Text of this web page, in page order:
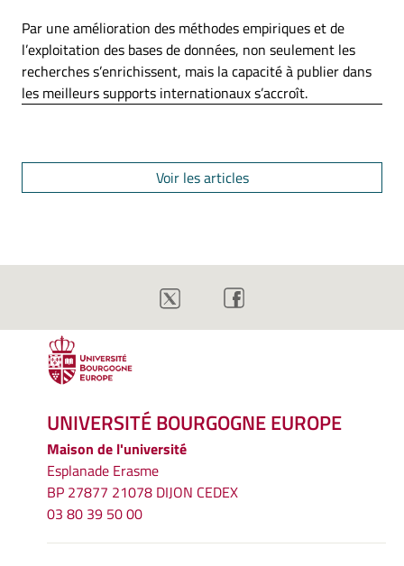
Par une amélioration des méthodes empiriques et de
l’exploitation des bases de données, non seulement les
recherches s’enrichissent, mais la capacité à publier dans
les meilleurs supports internationaux s’accroît.
Voir les articles
UNIVERSITÉ BOURGOGNE EUROPE
Maison de l'université
Esplanade Erasme
BP 27877 21078 DIJON CEDEX
03 80 39 50 00